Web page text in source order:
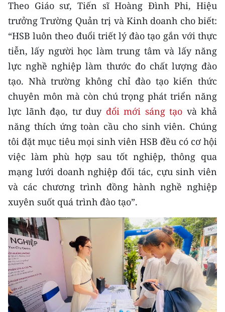
Media Xã hội
Media Pháp luật
Media Du lịch
Media Thế giới
Media Thể thao
Media Giáo dục
Media Y tế
Media Khoa học - Công nghệ
Media Môi trường
Ảnh
Infographic
TIN MỚI
TIN ĐỊA PHƯƠNG
Trung du và miền núi phía Bắc
Theo Giáo sư, Tiến sĩ Hoàng Đình Phi, Hiệu
trưởng Trường Quản trị và Kinh doanh cho biết:
“HSB luôn theo đuổi triết lý đào tạo gắn với thực
tiễn, lấy người học làm trung tâm và lấy năng
lực nghề nghiệp làm thước đo chất lượng đào
tạo. Nhà trường không chỉ đào tạo kiến thức
chuyên môn mà còn chú trọng phát triển năng
lực lãnh đạo, tư duy đổi mới sáng tạo và khả
năng thích ứng toàn cầu cho sinh viên. Chúng
tôi đặt mục tiêu mọi sinh viên HSB đều có cơ hội
việc làm phù hợp sau tốt nghiệp, thông qua
mạng lưới doanh nghiệp đối tác, cựu sinh viên
và các chương trình đồng hành nghề nghiệp
xuyên suốt quá trình đào tạo”.